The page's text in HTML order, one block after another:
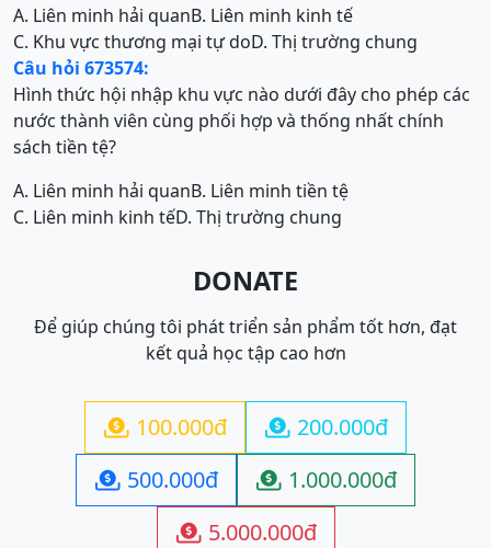
A. Liên minh hải quanB. Liên minh kinh tế
C. Khu vực thương mại tự doD. Thị trường chung
Câu hỏi 673574:
Hình thức hội nhập khu vực nào dưới đây cho phép các
nước thành viên cùng phối hợp và thống nhất chính
sách tiền tệ?
A. Liên minh hải quanB. Liên minh tiền tệ
C. Liên minh kinh tếD. Thị trường chung
DONATE
Để giúp chúng tôi phát triển sản phẩm tốt hơn, đạt
kết quả học tập cao hơn
 100.000đ  200.000đ
 500.000đ  1.000.000đ
 5.000.000đ